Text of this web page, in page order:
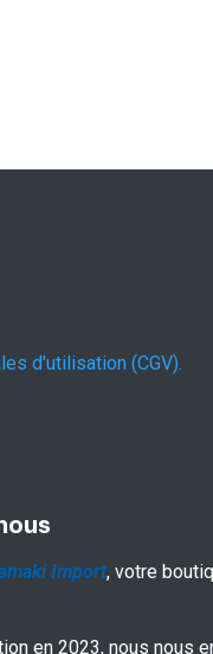
d'utilisation (CGV).
Import, votre
en 2023, nous nous